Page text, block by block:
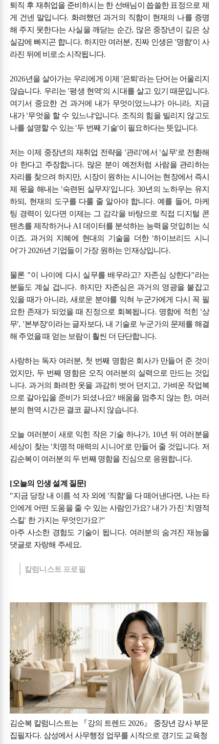
퇴직 후 재취업을 준비하시는 한 선배님이 씁쓸한 표정으로 제
게 건넨 말입니다. 화려했던 과거의 직함이 현재의 나를 증명
해 주지 못한다는 사실을 깨닫는 순간, 많은 중장년이 깊은 상
실감에 빠지곤 합니다. 하지만 여러분, 진짜 인생은 '명함'이 사
라진 뒤에 비로소 시작됩니다.
2026년을 살아가는 우리에게 이제 '은퇴'라는 단어는 어울리지
않습니다. 우리는'평생 현역'의 시대를 살고 있기 때문입니다.
여기서 중요한 건 과거에 내가 무엇이었느냐가 아니라, 지금
내가'무엇을 할 수 있느냐'입니다. 조직의 힘을 빌리지 않고도
나를 설명할 수 있는'두 번째 기술'이 필요하다는 뜻입니다.
저는 이제 중장년의 재취업 전략을'관리'에서'실무'로 전환해
야 한다고 주장합니다. 많은 분이 예전처럼 사람을 관리하는
자리를 찾으려 하지만, 시장이 원하는 시니어는 현장에서 즉시
제 몫을 해내는 '숙련된 실무자'입니다. 30년의 노하우는 유지
하되 , 현재의 도구를 다룰 줄 알아야 합니다. 예를 들어, 마케
팅 경력이 있다면 이제는 그 감각을 바탕으로 직접 디지털 콘
텐츠를 제작하거나 AI데이터를 분석하는 능력을 덧입히는 식
이죠. 과거의 지혜에 현대의 기술을 더한'하이브리드 시니
어'가 2026년 기업들이 가장 원하는 인재상입니다.
물론 "이 나이에 다시 실무를 배우라고? 자존심 상한다"라는
분들도 계실 겁니다. 하지만 자존심은 과거의 영광을 붙잡고
있을 때가 아니라, 새로운 분야를 익혀 누군가에게 다시 꼭 필
요한 존재가 되었을 때 진정으로 회복됩니다. 명함에 적힌 '상
무', '본부장'이라는 글자보다, 내 기술로 누군가의 문제를 해결
해 주었을 때 얻는 보람이 훨씬 더 단단합니다.
사랑하는 독자 여러분, 첫 번째 명함은 회사가 만들어 준 것이
었지만, 두 번째 명함은 오직 여러분의 실력으로 만드는 것입
니다. 과거의 화려한 옷을 과감히 벗어 던지고, 가벼운 작업복
으로 갈아입을 준비가 되셨나요? 배움을 멈추지 않는 한, 여러
분의 현역 시간은 결코 끝나지 않습니다.
오늘 여러분이 새로 익힌 작은 기술 하나가, 10년 뒤 여러분을
세상이 찾는'치명적 매력의 시니어'로 만들어 줄 것입니다. 저
김순복이 여러분의 두 번째 명함을 진심으로 응원합니다.
[오늘의 인생 설계 질문]
"지금 당장 내 이름 석 자 외에'직함'을 다 떼어낸다면, 나는 타
인에게 어떤 도움을 줄 수 있는 사람인가요? 내가 가진'치명적
스킬' 한 가지는 무엇인가요?"
아주 사소한 경험도 기술이 됩니다. 여러분의 숨겨진 재능을
댓글로 자랑해 주세요.
칼럼니스트 프로필
김순복 칼럼니스트는 『강의 트렌드 2026』 중장년 강사 부문
집필자다. 삼성에서 사무행정 업무를 시작으로 경기도 교육청